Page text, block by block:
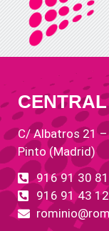
CENTRAL
C/ Albatros 21 –
Pinto (Madrid)
916 91 30 81
916 91 43 12